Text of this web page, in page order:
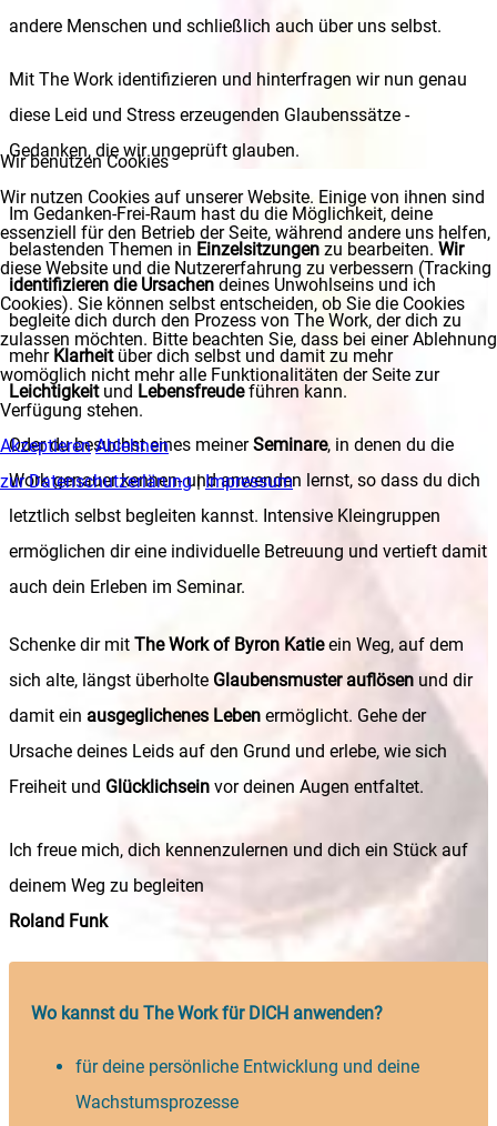
andere Menschen und schließlich auch über uns selbst.
Mit The Work identifizieren und hinterfragen wir nun genau
diese Leid und Stress erzeugenden Glaubenssätze -
Gedanken, die wir ungeprüft glauben.
Im Gedanken-Frei-Raum hast du die Möglichkeit, deine
belastenden Themen in Einzelsitzungen zu bearbeiten. Wir
identifizieren die Ursachen deines Unwohlseins und ich
begleite dich durch den Prozess von The Work, der dich zu
mehr Klarheitüber dich selbst und damit zu mehr
Leichtigkeitund Lebensfreudeführen kann.
Oder du besuchst eines meinerSeminare, in denen du die
Work genauer kennen- und anwenden lernst, so dass du dich
letztlich selbst begleiten kannst. Intensive Kleingruppen
ermöglichen dir eine individuelle Betreuung und vertieft damit
auch dein Erleben im Seminar.
Schenke dir mit The Work of Byron Katieein Weg, auf dem
sich alte, längst überholte Glaubensmuster auflösen und dir
damit ein ausgeglichenes Leben ermöglicht. Gehe der
Ursache deines Leids auf den Grund und erlebe, wie sich
Freiheit und Glücklichsein vor deinen Augen entfaltet.
Ich freue mich, dich kennenzulernen und dich ein Stück auf
deinem Weg zu begleiten
Roland Funk
Wo kannst du The Work für DICH anwenden?
für deine persönliche Entwicklung und deine
Wachstumsprozesse
Wir benutzen Cookies
Wir nutzen Cookies auf unserer Website. Einige von ihnen sind
essenziell für den Betrieb der Seite, während andere uns helfen,
diese Website und die Nutzererfahrung zu verbessern (Tracking
Cookies). Sie können selbst entscheiden, ob Sie die Cookies
zulassen möchten. Bitte beachten Sie, dass bei einer Ablehnung
womöglich nicht mehr alle Funktionalitäten der Seite zur
Verfügung stehen.
Akzeptieren Ablehnen
zur Datenschutzerlärung|Impressum